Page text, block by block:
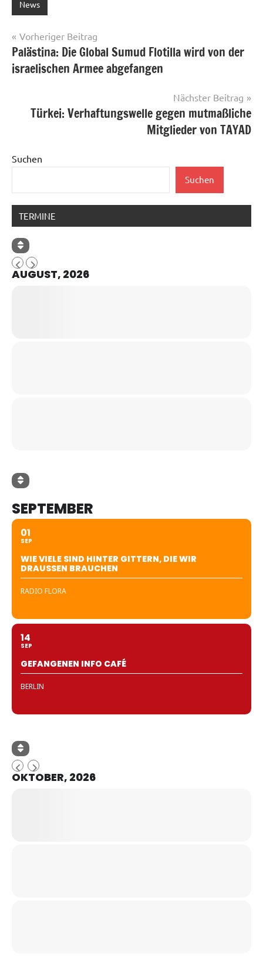
News
Beitragsnavigation
Vorheriger Beitrag
Palästina: Die Global Sumud Flotilla wird von der
israelischen Armee abgefangen
Nächster Beitrag
Türkei: Verhaftungswelle gegen mutmaßliche
Mitglieder von TAYAD
Suchen
Suchen
TERMINE
AUGUST, 2026
SEPTEMBER
01
SEP
WIE VIELE SIND HINTER GITTERN, DIE WIR
DRAUSSEN BRAUCHEN
RADIO FLORA
14
SEP
GEFANGENEN INFO CAFÉ
BERLIN
OKTOBER, 2026